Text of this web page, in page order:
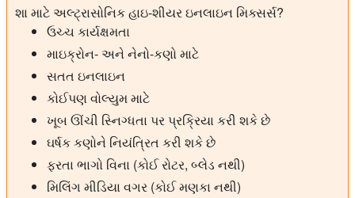
શા માટે અલ્ટ્રાસોનિક હાઇ-શીયર ઇનલાઇન મિક્સર્સ?
ઉચ્ચ કાર્યક્ષમતા
માઇક્રોન- અને નેનો-કણો માટે
સતત ઇનલાઇન
કોઈપણ વોલ્યુમ માટે
ખૂબ ઊંચી સ્નિગ્ધતા પર પ્રક્રિયા કરી શકે છે
ઘર્ષક કણોને નિયંત્રિત કરી શકે છે
ફરતા ભાગો વિના (કોઈ રોટર, બ્લેડ નથી)
મિલિંગ મીડિયા વગર (કોઈ મણકા નથી)